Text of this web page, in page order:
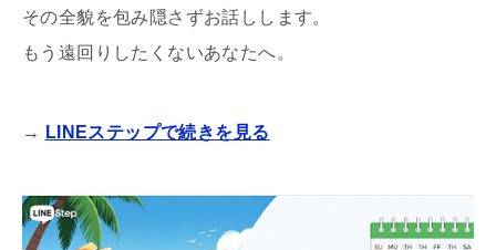
その全貌を包み隠さずお話しします。
もう遠回りしたくないあなたへ。
→ LINEステップで続きを見る